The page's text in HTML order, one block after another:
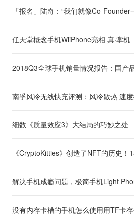
「报名」陆奇：“我们就像Co-
任天堂概念手机WiiPhone亮相 真·掌机
2018Q3全球手机销量情况报告：国产
南孚风冷无线快充评测：风冷散热 速
细数《质量效应3》大结局的巧妙之处
《CryptoKitties》创造了NFT的历史！
解决手机成瘾问题，极简手机Light
没有内存卡槽的手机怎么使用用TF卡